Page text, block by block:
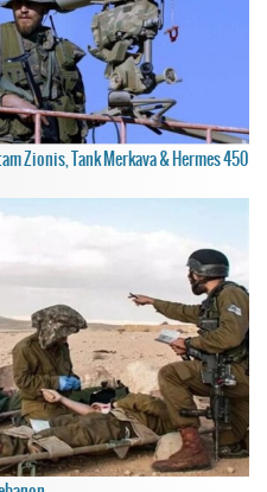
Zionis, Tank Merkava & Hermes 450